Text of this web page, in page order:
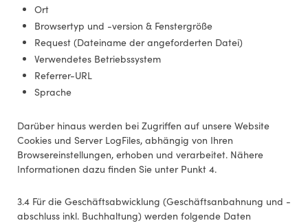
Ort
Browsertyp und -version & Fenstergröße
Request (Dateiname der angeforderten Datei)
Verwendetes Betriebssystem
Referrer-URL
Sprache
Darüber hinaus werden bei Zugriffen auf unsere Website
Cookies und Server LogFiles, abhängig von Ihren
Browsereinstellungen, erhoben und verarbeitet. Nähere
Informationen dazu finden Sie unter Punkt 4.
3.4 Für die Geschäftsabwicklung (Geschäftsanbahnung und -
abschluss inkl. Buchhaltung) werden folgende Daten